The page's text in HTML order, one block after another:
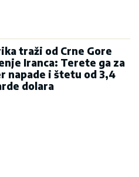
traži od Crne Gore
Iranca: Terete ga za
napade i štetu od 3,4
dolara